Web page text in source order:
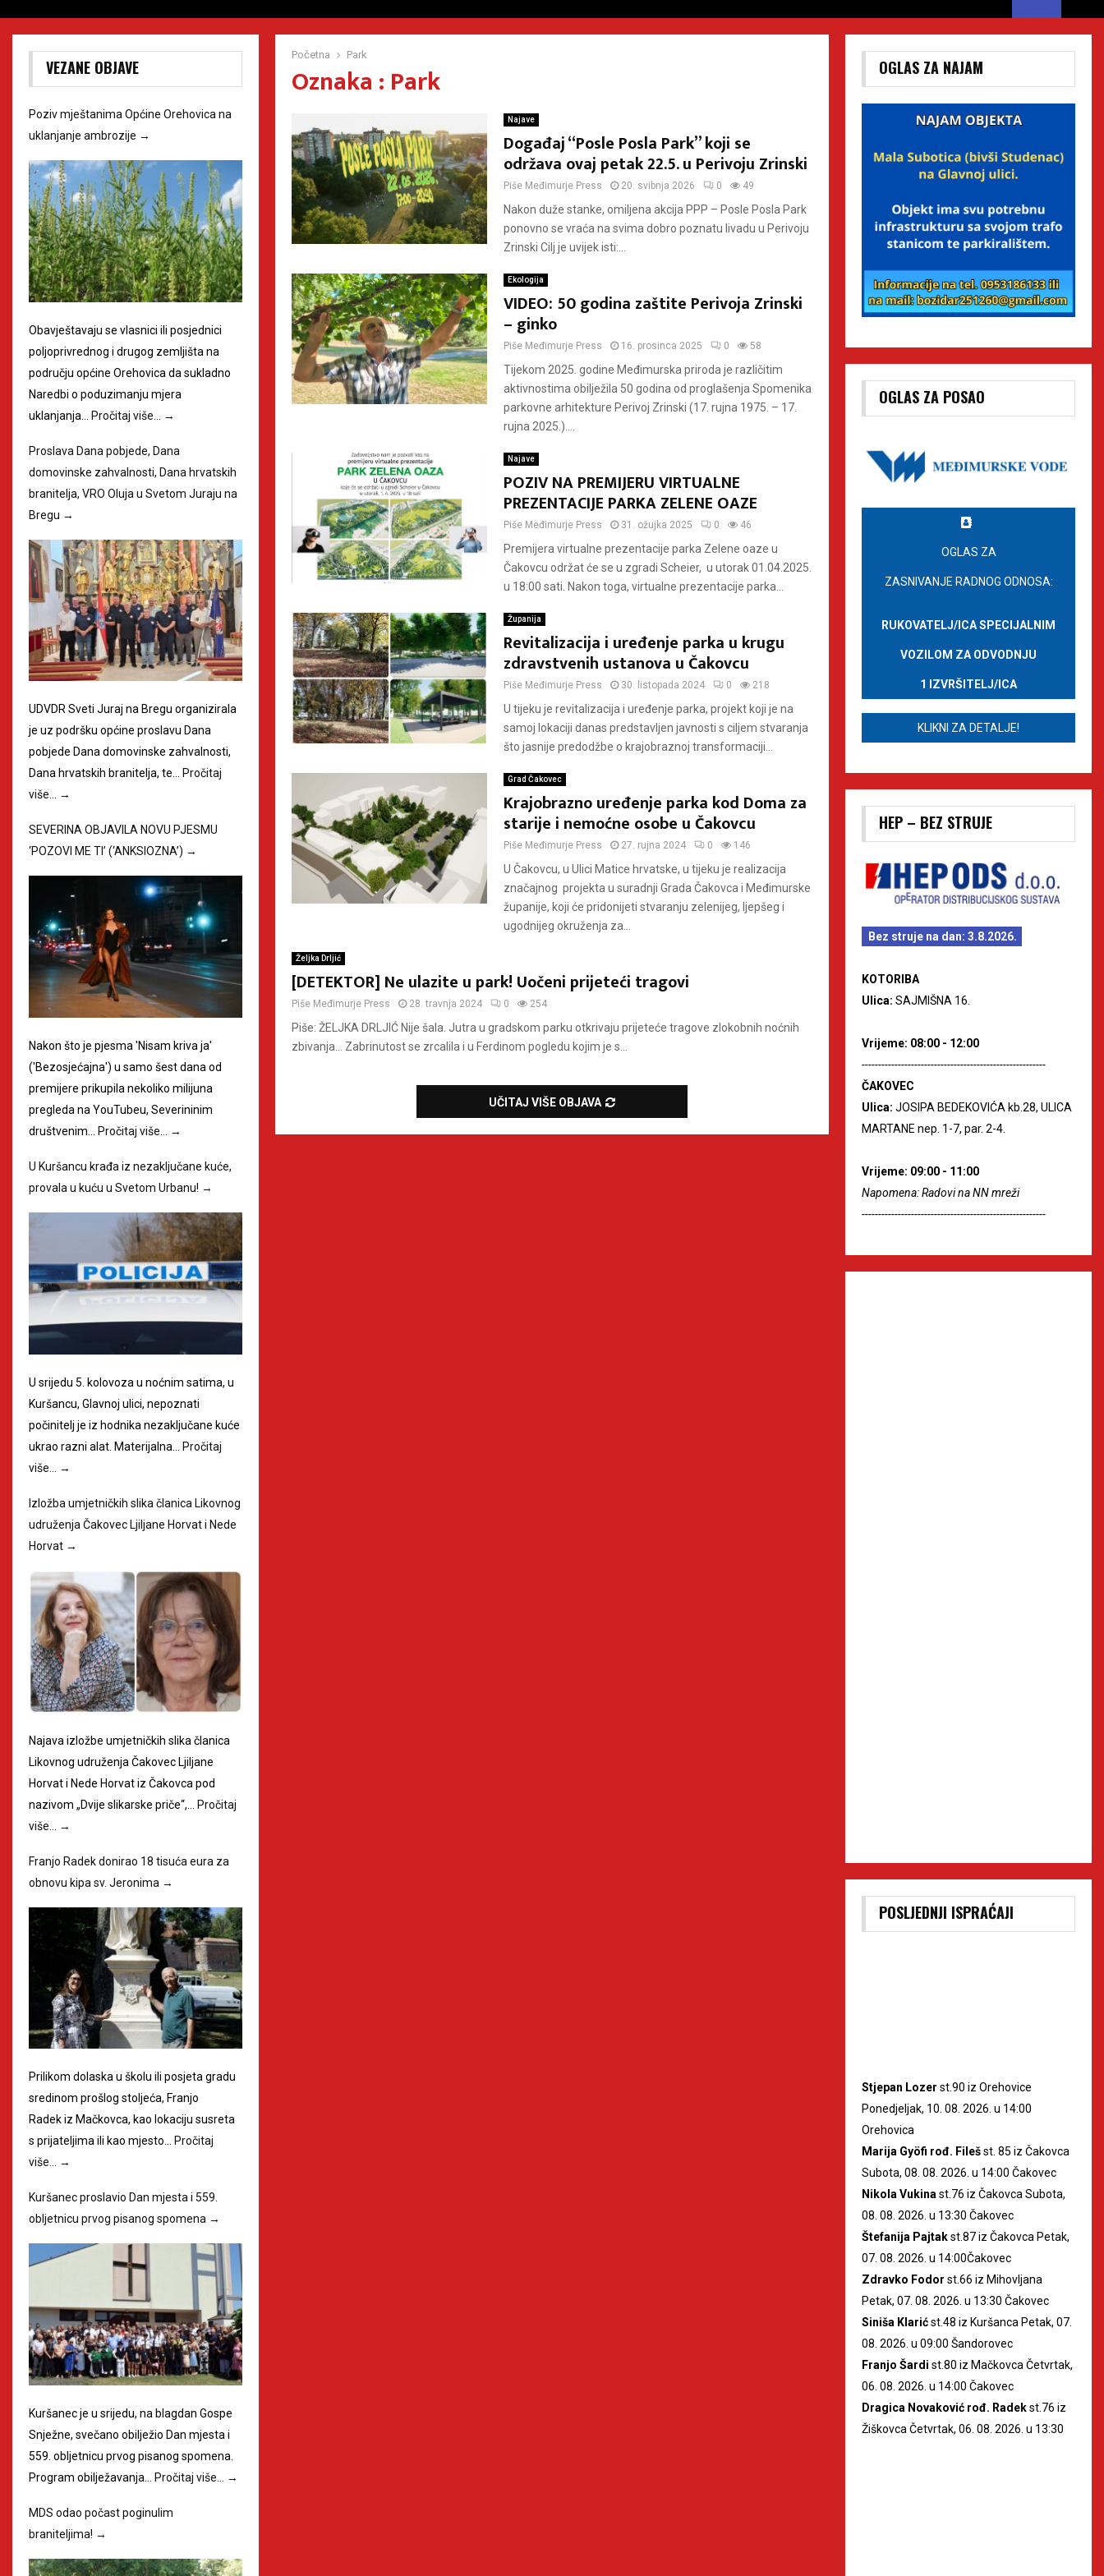
Početna Park
Oznaka : Park
Najave
Događaj “Posle Posla Park” koji se
održava ovaj petak 22.5. u Perivoju Zrinski
Piše Međimurje Press 20. svibnja 2026 0 49
Nakon duže stanke, omiljena akcija PPP – Posle Posla Park
ponovno se vraća na svima dobro poznatu livadu u Perivoju
Zrinski Cilj je uvijek isti:...
Ekologija
VIDEO: 50 godina zaštite Perivoja Zrinski
– ginko
Piše Međimurje Press 16. prosinca 2025 0 58
Tijekom 2025. godine Međimurska priroda je različitim
aktivnostima obilježila 50 godina od proglašenja Spomenika
parkovne arhitekture Perivoj Zrinski (17. rujna 1975. – 17.
rujna 2025.)....
Najave
POZIV NA PREMIJERU VIRTUALNE
PREZENTACIJE PARKA ZELENE OAZE
Piše Međimurje Press 31. ožujka 2025 0 46
Premijera virtualne prezentacije parka Zelene oaze u
Čakovcu održat će se u zgradi Scheier, u utorak 01.04.2025.
u 18:00 sati. Nakon toga, virtualne prezentacije parka...
Županija
Revitalizacija i uređenje parka u krugu
zdravstvenih ustanova u Čakovcu
Piše Međimurje Press 30. listopada 2024 0 218
U tijeku je revitalizacija i uređenje parka, projekt koji je na
samoj lokaciji danas predstavljen javnosti s ciljem stvaranja
što jasnije predodžbe o krajobraznoj transformaciji...
Grad Čakovec
Krajobrazno uređenje parka kod Doma za
starije i nemoćne osobe u Čakovcu
Piše Međimurje Press 27. rujna 2024 0 146
U Čakovcu, u Ulici Matice hrvatske, u tijeku je realizacija
značajnog projekta u suradnji Grada Čakovca i Međimurske
županije, koji će pridonijeti stvaranju zelenijeg, ljepšeg i
ugodnijeg okruženja za...
Željka Drljić
[DETEKTOR] Ne ulazite u park! Uočeni prijeteći tragovi
Piše Međimurje Press 28. travnja 2024 0 254
Piše: ŽELJKA DRLJIĆ Nije šala. Jutra u gradskom parku otkrivaju prijeteće tragove zlokobnih noćnih
zbivanja… Zabrinutost se zrcalila i u Ferdinom pogledu kojim je s...
UČITAJ VIŠE OBJAVA
VEZANE OBJAVE
Poziv mještanima Općine Orehovica na
uklanjanje ambrozije →
Obavještavaju se vlasnici ili posjednici
poljoprivrednog i drugog zemljišta na
području općine Orehovica da sukladno
Naredbi o poduzimanju mjera
uklanjanja…
Pročitaj više… →
Proslava Dana pobjede, Dana
domovinske zahvalnosti, Dana hrvatskih
branitelja, VRO Oluja u Svetom Juraju na
Bregu →
UDVDR Sveti Juraj na Bregu organizirala
je uz podršku općine proslavu Dana
pobjede Dana domovinske zahvalnosti,
Dana hrvatskih branitelja, te… Pročitaj
više… →
SEVERINA OBJAVILA NOVU PJESMU
‘POZOVI ME TI’ (‘ANKSIOZNA’) →
Nakon što je pjesma 'Nisam kriva ja'
('Bezosjećajna') u samo šest dana od
premijere prikupila nekoliko milijuna
pregleda na YouTubeu, Severininim
društvenim…
Pročitaj više… →
U Kuršancu krađa iz nezaključane kuće,
provala u kuću u Svetom Urbanu! →
U srijedu 5. kolovoza u noćnim satima, u
Kuršancu, Glavnoj ulici, nepoznati
počinitelj je iz hodnika nezaključane kuće
ukrao razni alat. Materijalna…
Pročitaj
više…
→
Izložba umjetničkih slika članica Likovnog
udruženja Čakovec Ljiljane Horvat i Nede
Horvat →
Najava izložbe umjetničkih slika članica
Likovnog udruženja Čakovec Ljiljane
Horvat i Nede Horvat iz Čakovca pod
nazivom „Dvije slikarske priče“,… Pročitaj
više…
→
Franjo Radek donirao 18 tisuća eura za
obnovu kipa sv. Jeronima →
Prilikom dolaska u školu ili posjeta gradu
sredinom prošlog stoljeća, Franjo
Radek iz Mačkovca, kao lokaciju susreta
s prijateljima ili kao mjesto… Pročitaj
više… →
Kuršanec proslavio Dan mjesta i 559.
obljetnicu prvog pisanog spomena →
Kuršanec je u srijedu, na blagdan Gospe
Snježne, svečano obilježio Dan mjesta i
559. obljetnicu prvog pisanog spomena.
Program obilježavanja…
Pročitaj više… →
MDS odao počast poginulim
braniteljima! →
OGLAS ZA NAJAM
OGLAS ZA POSAO
OGLAS ZA
ZASNIVANJE RADNOG ODNOSA:
RUKOVATELJ/ICA SPECIJALNIM
VOZILOM ZA ODVODNJU
1 IZVRŠITELJ/ICA
KLIKNI ZA DETALJE!
HEP – BEZ STRUJE
Bez struje na dan: 3.8.2026.
KOTORIBA
Ulica: SAJMIŠNA 16.
Vrijeme: 08:00 - 12:00
--------------------------------------------------------
ČAKOVEC
Ulica: JOSIPA BEDEKOVIĆA kb.28, ULICA
MARTANE nep. 1-7, par. 2-4.
Vrijeme: 09:00 - 11:00
Napomena: Radovi na NN mreži
--------------------------------------------------------
POSLJEDNJI ISPRAĆAJI
Stjepan Lozer st.90 iz Orehovice
Ponedjeljak, 10. 08. 2026. u 14:00
Orehovica
Marija Gyöfi rođ. Filešst. 85 iz Čakovca
Subota, 08. 08. 2026. u 14:00 Čakovec
Nikola Vukina st.76 iz Čakovca Subota,
08. 08. 2026. u 13:30 Čakovec
Štefanija Pajtakst.87 iz Čakovca Petak,
07. 08. 2026. u 14:00Čakovec
Zdravko Fodor st.66 iz Mihovljana
Petak, 07. 08. 2026. u 13:30 Čakovec
Siniša Klarićst.48 iz Kuršanca Petak, 07.
08. 2026. u 09:00 Šandorovec
Franjo Šardi st.80 iz Mačkovca Četvrtak,
06. 08. 2026. u 14:00 Čakovec
Dragica Novaković rođ. Radekst.76 iz
Žiškovca Četvrtak, 06. 08. 2026. u 13:30